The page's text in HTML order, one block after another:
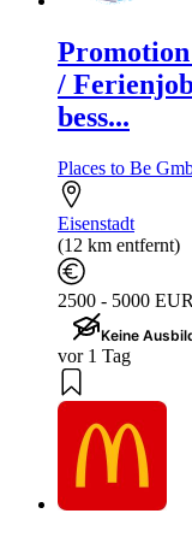
/
bess...
Places to Be
Eisenstadt
(12 km entfernt)
2500 - 5000
Keine
vor 1 Tag